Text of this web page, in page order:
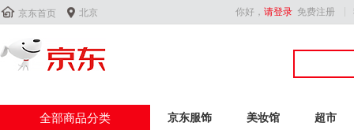
 京东首页  北京 你好， 请登录 免费注册
全部商品分类 京东服饰 美妆馆 超市